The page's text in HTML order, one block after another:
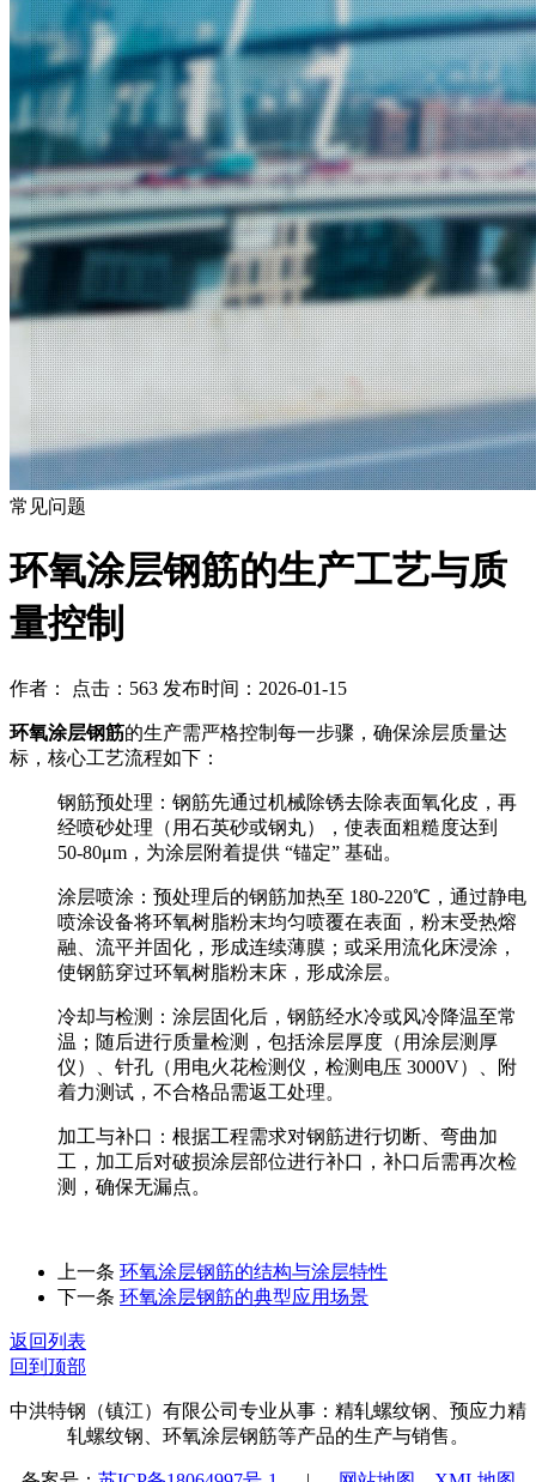
常见问题
环氧涂层钢筋的生产工艺与质
量控制
作者： 点击：563 发布时间：2026-01-15
环氧涂层钢筋的生产需严格控制每一步骤，确保涂层质量达
标，核心工艺流程如下：
钢筋预处理 ：钢筋先通过机械除锈去除表面氧化皮，再
经喷砂处理（用石英砂或钢丸），使表面粗糙度达到
50-80μm，为涂层附着提供 “锚定” 基础。
涂层喷涂 ：预处理后的钢筋加热至 180-220℃，通过静电
喷涂设备将环氧树脂粉末均匀喷覆在表面，粉末受热熔
融、流平并固化，形成连续薄膜；或采用流化床浸涂，
使钢筋穿过环氧树脂粉末床，形成涂层。
冷却与检测 ：涂层固化后，钢筋经水冷或风冷降温至常
温；随后进行质量检测，包括涂层厚度（用涂层测厚
仪）、针孔（用电火花检测仪，检测电压 3000V）、附
着力测试，不合格品需返工处理。
加工与补口 ：根据工程需求对钢筋进行切断、弯曲加
工，加工后对破损涂层部位进行补口，补口后需再次检
测，确保无漏点。
上一条 环氧涂层钢筋的结构与涂层特性
下一条 环氧涂层钢筋的典型应用场景
返回列表
回到顶部
中洪特钢（镇江）有限公司专业从事：精轧螺纹钢、预应力精
轧螺纹钢、环氧涂层钢筋等产品的生产与销售。